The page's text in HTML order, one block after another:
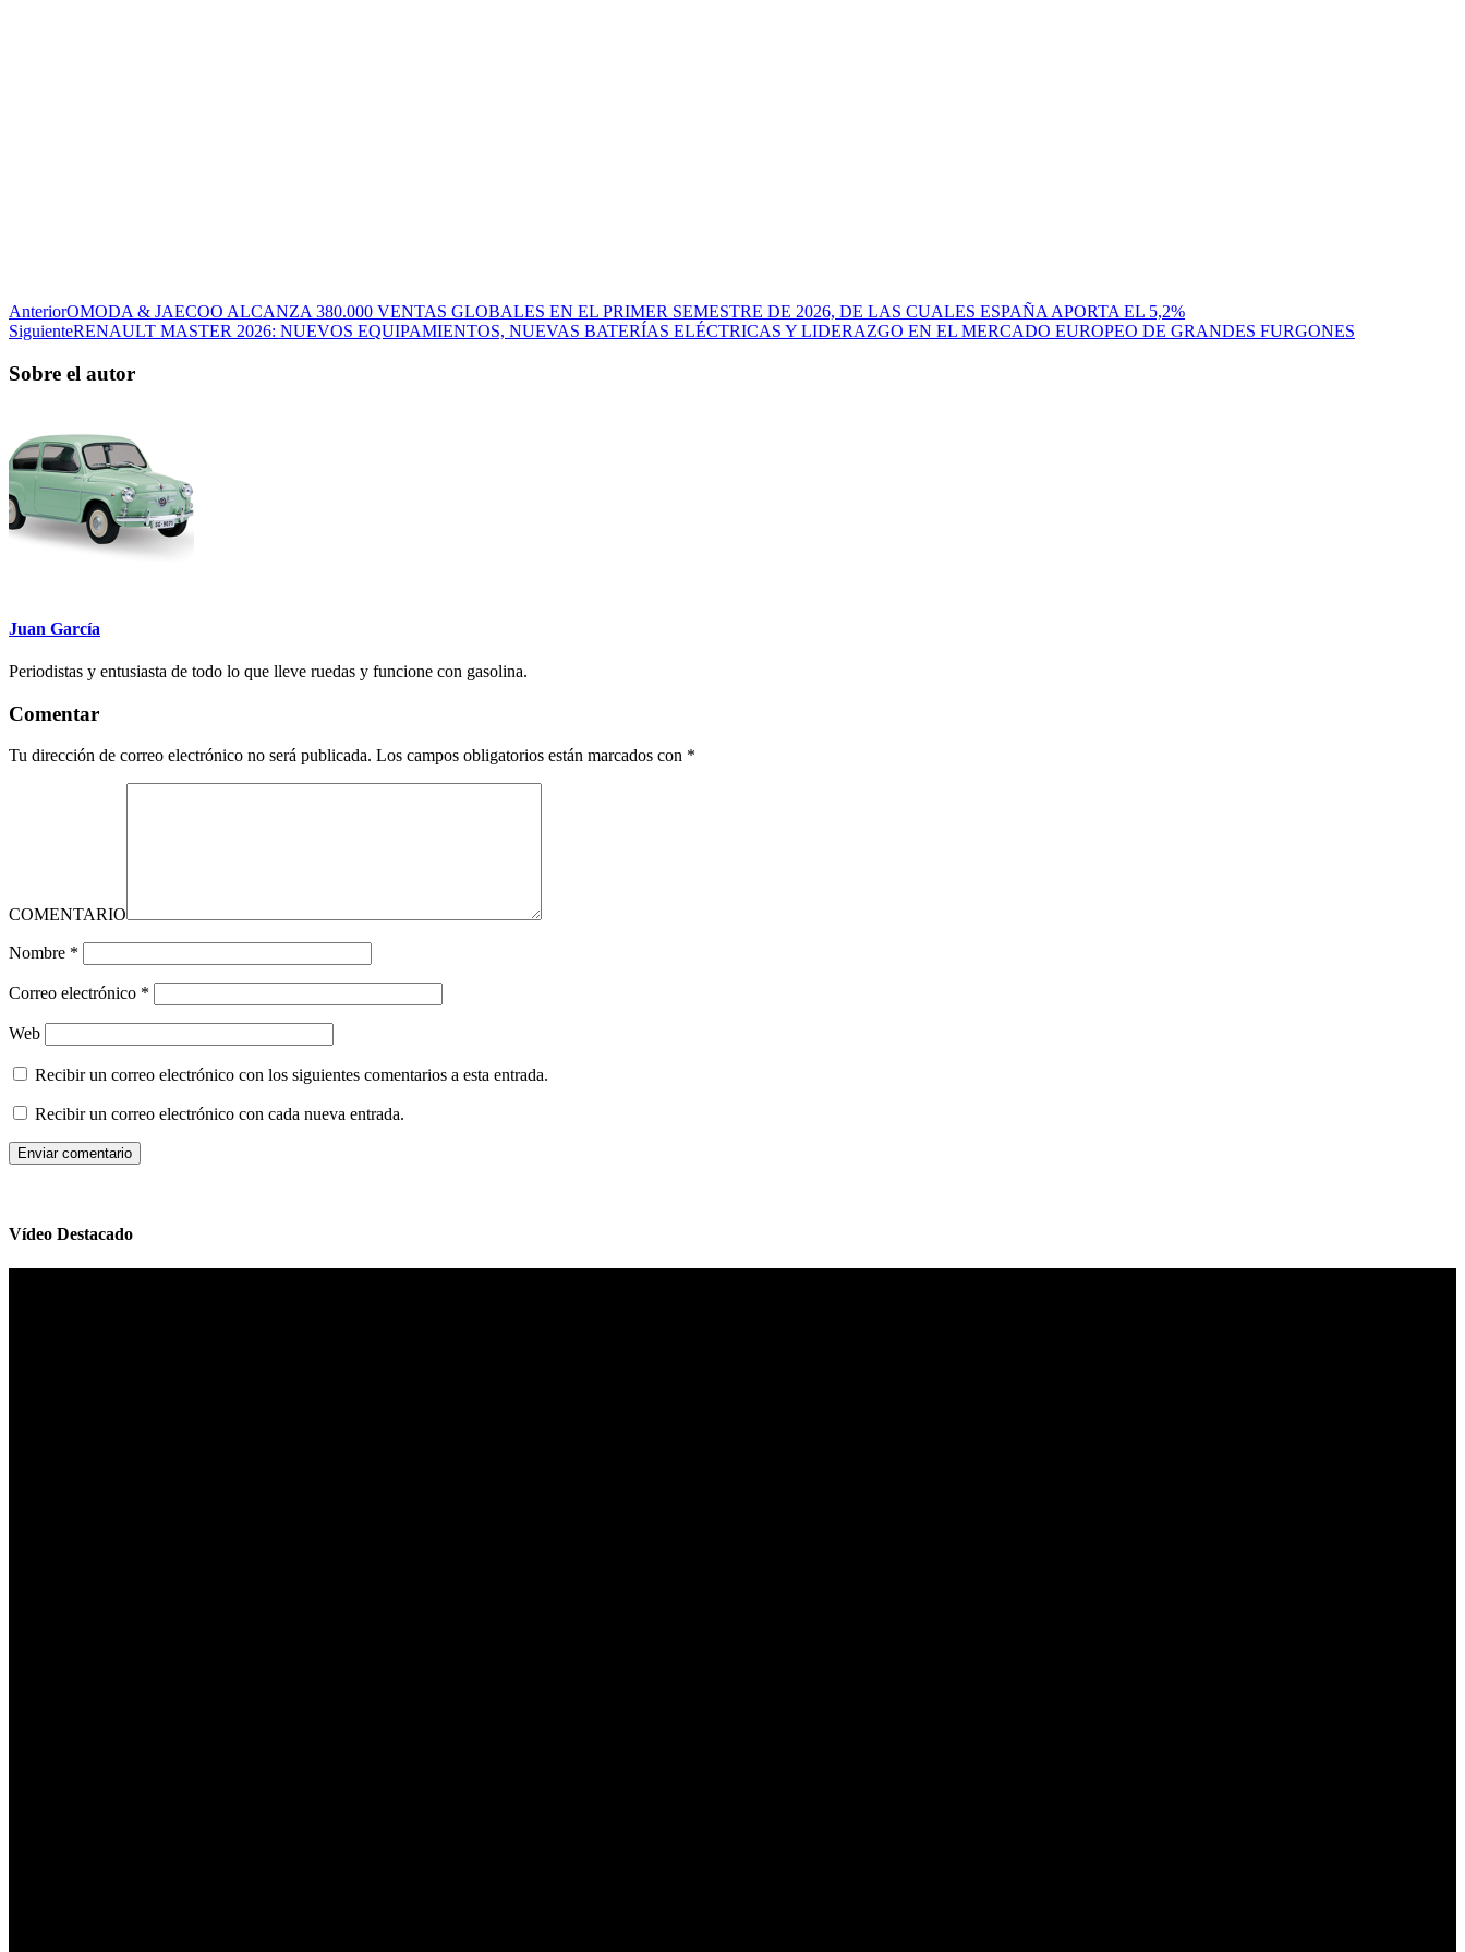
AnteriorOMODA & JAECOO ALCANZA 380.000 VENTAS GLOBALES EN EL PRIMER SEMESTRE DE 2026, DE LAS CUALES ESPAÑA APORTA EL 5,2%
SiguienteRENAULT MASTER 2026: NUEVOS EQUIPAMIENTOS, NUEVAS BATERÍAS ELÉCTRICAS Y LIDERAZGO EN EL MERCADO EUROPEO DE GRANDES FURGONES
Sobre el autor
Juan García
Periodistas y entusiasta de todo lo que lleve ruedas y funcione con gasolina.
Comentar
Tu dirección de correo electrónico no será publicada. Los campos obligatorios están marcados con *
COMENTARIO
Nombre *
Correo electrónico *
Web
Recibir un correo electrónico con los siguientes comentarios a esta entrada.
Recibir un correo electrónico con cada nueva entrada.
Vídeo Destacado